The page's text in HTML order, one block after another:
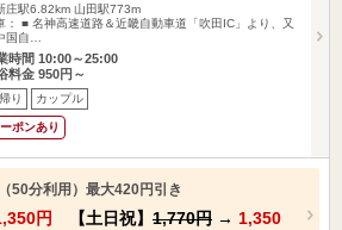
庄駅6.82km 山田駅773m
： ■ 名神高速道路＆近畿自動車道「吹田IC」より、又
国自…
時間 10:00～25:00
料金 950円～
り カップル
ポンあり
50分利用）最大420円引き
円 【土日祝】 1,770円 → 1,350